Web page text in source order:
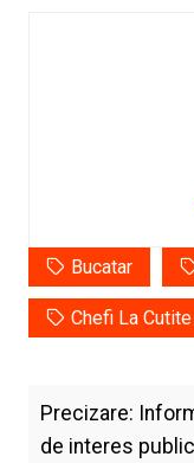
Bucatar
Chefi La Cutite
Precizare:
de interes